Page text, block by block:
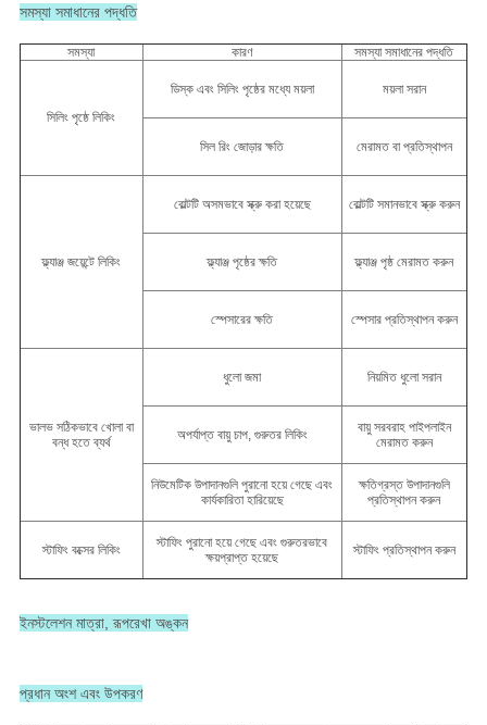
সমস্যা সমাধানের পদ্ধতি
সমস্যা কারণ সমস্যা সমাধানের পদ্ধতি
সিলিং পৃষ্ঠে লিকিং
ডিস্ক এবং সিলিং পৃষ্ঠের মধ্যে ময়লা ময়লা সরান
সিল রিং জোড়ার ক্ষতি মেরামত বা প্রতিস্থাপন
ফ্ল্যাঞ্জ জয়েন্টে লিকিং
বোল্টটি অসমভাবে স্ক্রু করা হয়েছে বোল্টটি সমানভাবে স্ক্রু করুন
ফ্ল্যাঞ্জ পৃষ্ঠের ক্ষতি ফ্ল্যাঞ্জ পৃষ্ঠ মেরামত করুন
স্পেসারের ক্ষতি স্পেসার প্রতিস্থাপন করুন
ভালভ সঠিকভাবে খোলা বা
বন্ধ হতে ব্যর্থ
ধুলো জমা নিয়মিত ধুলো সরান
অপর্যাপ্ত বায়ু চাপ, গুরুতর লিকিং
বায়ু সরবরাহ পাইপলাইন
মেরামত করুন
নিউমেটিক উপাদানগুলি পুরানো হয়ে গেছে এবং
কার্যকারিতা হারিয়েছে
ক্ষতিগ্রস্ত উপাদানগুলি
প্রতিস্থাপন করুন
স্টাফিং বক্সের লিকিং
স্টাফিং পুরানো হয়ে গেছে এবং গুরুতরভাবে
ক্ষয়প্রাপ্ত হয়েছে
স্টাফিং প্রতিস্থাপন করুন
ইনস্টলেশন মাত্রা, রূপরেখা অঙ্কন
প্রধান অংশ এবং উপকরণ